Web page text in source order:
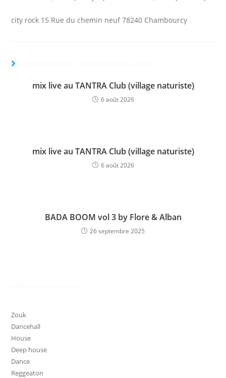
city rock 15 Rue du chemin neuf 78240 Chambourcy
mix live au TANTRA Club (village naturiste)
6 août 2026
mix live au TANTRA Club (village naturiste)
6 août 2026
BADA BOOM vol 3 by Flore & Alban
26 septembre 2025
Zouk
Dancehall
House
Deep house
Dance
Reggeaton